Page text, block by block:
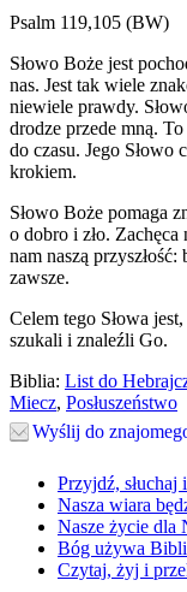
Psalm 119,105 (BW)
Słowo Boże jest
nas. Jest tak wiele
niewiele prawdy.
drodze przede mną.
do czasu. Jego Słowo
krokiem.
Słowo Boże pomaga
o dobro i zło.
nam naszą
zawsze.
Celem tego Słowa
szukali i znaleźli Go.
Biblia: List do
Miecz, Posłuszeństwo
Wyślij do
Przyjdź, słuchaj
Nasza wiara
Nasze życie dla
Bóg używa
Czytaj, żyj i